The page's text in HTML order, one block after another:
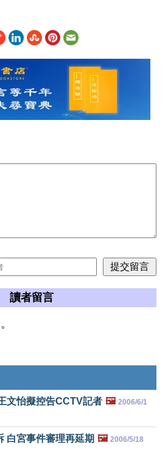
讀者留言
文怡擬控告CCTV記者 🖼️ 2006/6/1
白宮事件審理再延期 🖼️ 2006/5/18